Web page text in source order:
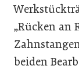
„Rücken an
beiden